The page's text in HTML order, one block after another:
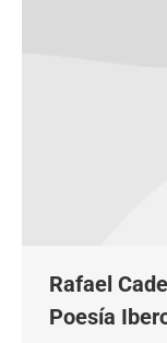
Rafael
Poesía